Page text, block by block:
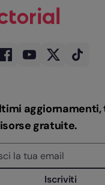
aggiornamenti,
gratuite.
Iscriviti